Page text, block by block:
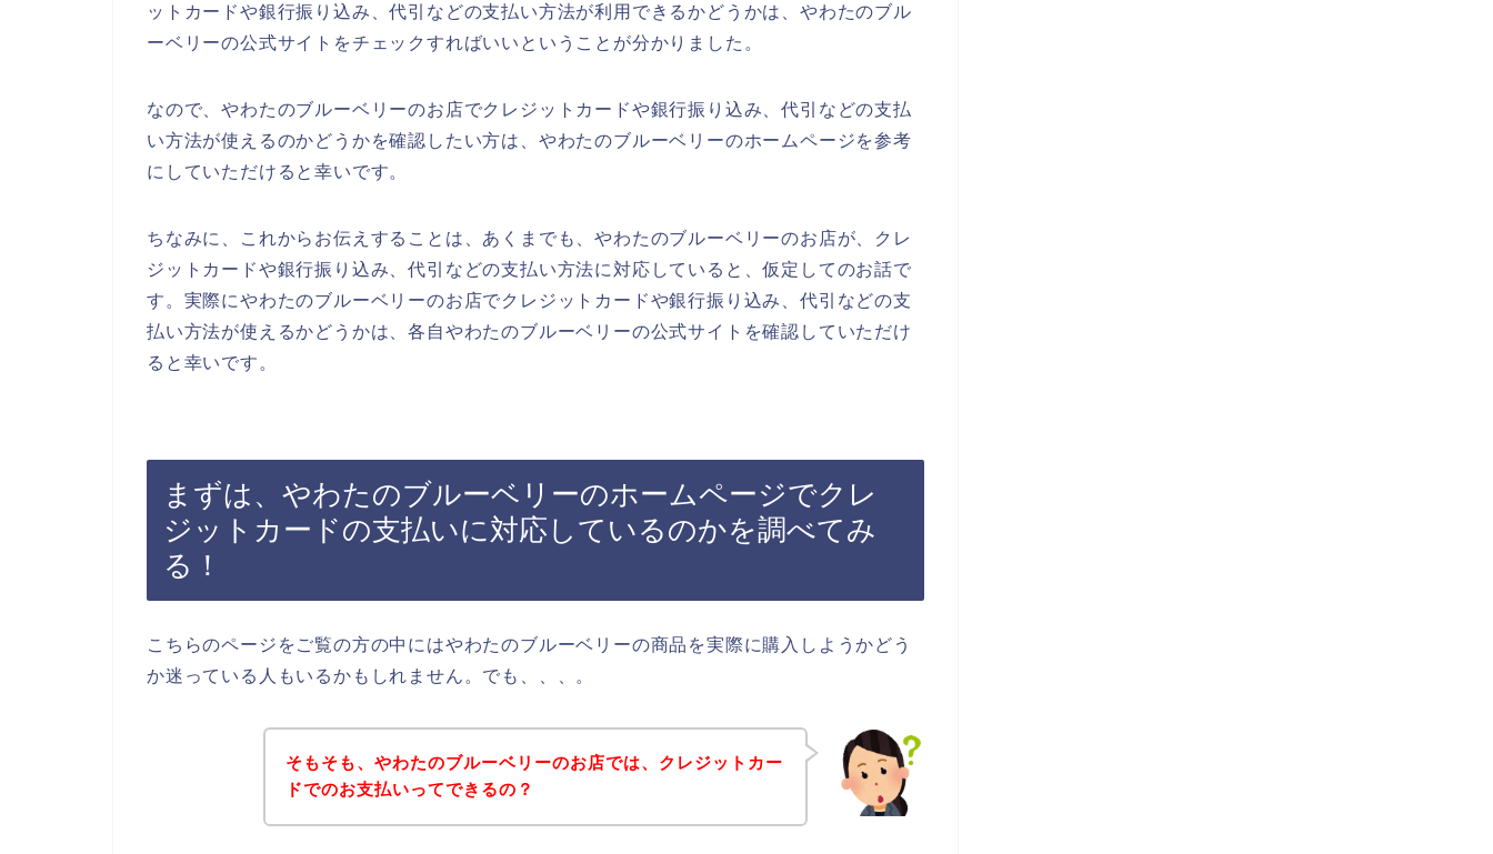
ットカードや銀行振り込み、代引などの支払い方法が利用できるかどうかは、やわたのブル
ーベリーの公式サイトをチェックすればいいということが分かりました。
なので、やわたのブルーベリーのお店でクレジットカードや銀行振り込み、代引などの支払
い方法が使えるのかどうかを確認したい方は、やわたのブルーベリーのホームページを参考
にしていただけると幸いです。
ちなみに、これからお伝えすることは、あくまでも、やわたのブルーベリーのお店が、クレ
ジットカードや銀行振り込み、代引などの支払い方法に対応していると、仮定してのお話で
す。実際にやわたのブルーベリーのお店でクレジットカードや銀行振り込み、代引などの支
払い方法が使えるかどうかは、各自やわたのブルーベリーの公式サイトを確認していただけ
ると幸いです。
まずは、やわたのブルーベリーのホームページでクレ
ジットカードの支払いに対応しているのかを調べてみ
る！
こちらのページをご覧の方の中にはやわたのブルーベリーの商品を実際に購入しようかどう
か迷っている人もいるかもしれません。でも、、、。
そもそも、やわたのブルーベリーのお店では、クレジットカー
ドでのお支払いってできるの？